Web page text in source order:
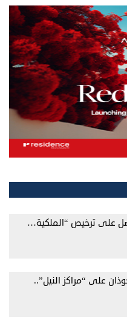
على ترخيص “الملكية…
على “مراكز النيل”..